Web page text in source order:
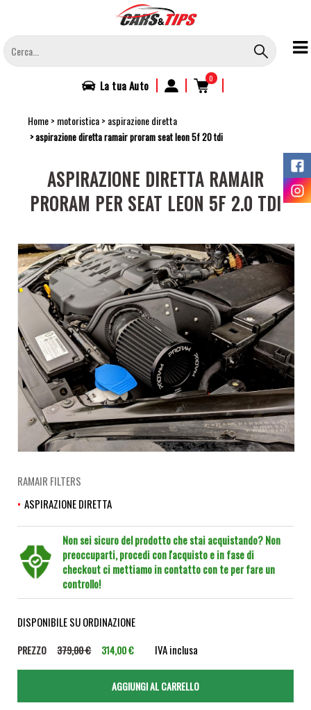
contenuto
principale
La tuaAuto | | 0 |
Home motoristica aspirazione diretta
aspirazione diretta ramair proram seat leon 5f 20 tdi
ASPIRAZIONE DIRETTA RAMAIR
PRORAM PER SEAT LEON 5F 2.0 TDI
RAMAIR FILTERS
ASPIRAZIONE DIRETTA
Non sei sicuro del prodotto che stai acquistando? Non
preoccuparti, procedi con l'acquisto e in fase di
checkout ci mettiamo in contatto con te per fare un
controllo!
DISPONIBILE SU ORDINAZIONE
PREZZO 379,00 € 314,00 € IVA inclusa